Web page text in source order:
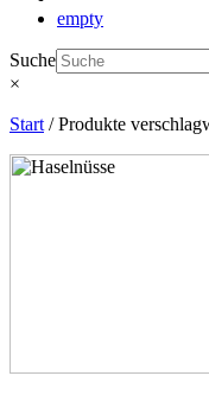
empty
Suche
×
Start / Produkte